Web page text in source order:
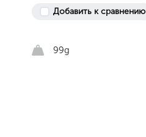
Добавить к сравнению
99g